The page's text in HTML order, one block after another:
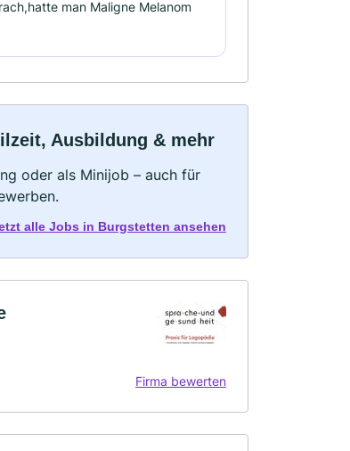
man Maligne Melanom
Ausbildung & mehr
oder als Minijob – auch für
alle Jobs in Burgstetten ansehen
Firma bewerten